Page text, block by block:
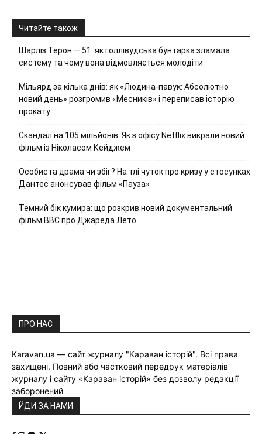
Читайте також
Шарліз Терон — 51: як голлівудська бунтарка зламала
систему та чому вона відмовляється молодіти
Мільярд за кілька днів: як «Людина-павук: Абсолютно
новий день» розгромив «Месників» і переписав історію
прокату
Скандал на 105 мільйонів: Як з офісу Netflix викрали новий
фільм із Ніколасом Кейджем
Особиста драма чи збіг? На тлі чуток про кризу у стосунках
Дантес анонсував фільм «Пауза»
Темний бік кумира: що розкрив новий документальний
фільм ВВС про Джареда Лето
ПРО НАС
Karavan.ua — сайт журналу "Караван історій". Всі права
захищені. Повний або частковий передрук матеріалів
журналу і сайту «Караван історій» без дозволу редакції
заборонений
ЙДИ ЗА НАМИ